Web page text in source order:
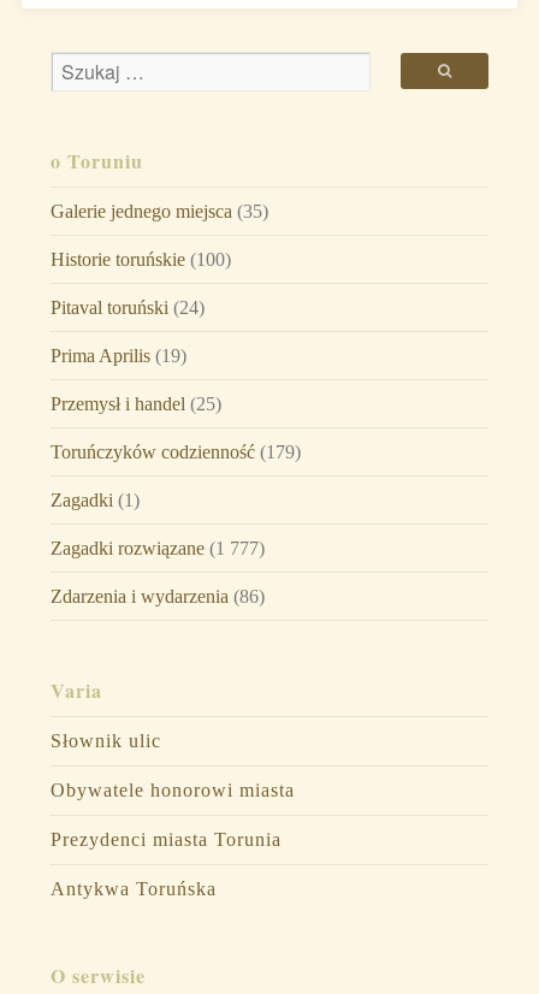
o Toruniu
Galerie jednego miejsca (35)
Historie toruńskie(100)
Pitaval toruński (24)
Prima Aprilis(19)
Przemysł i handel (25)
Toruńczyków codzienność(179)
Zagadki (1)
Zagadki rozwiązane(1 777)
Zdarzenia i wydarzenia (86)
Varia
Słownik ulic
Obywatele honorowi miasta
Prezydenci miasta Torunia
Antykwa Toruńska
O serwisie